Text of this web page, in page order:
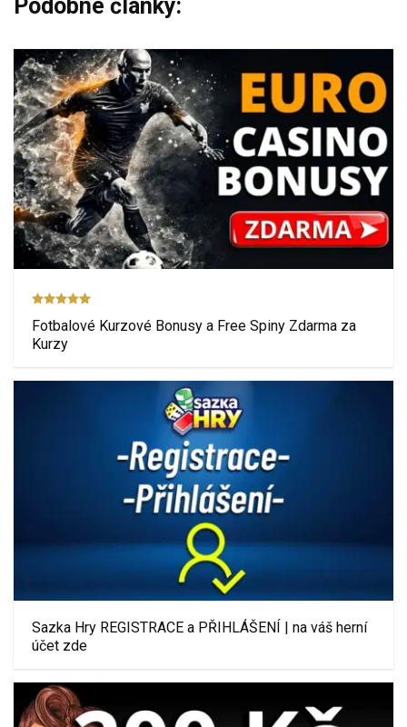
Podobné články:
Fotbalové Kurzové Bonusy a Free Spiny Zdarma za
Kurzy
Sazka Hry REGISTRACE a PŘIHLÁŠENÍ | na váš herní
účet zde